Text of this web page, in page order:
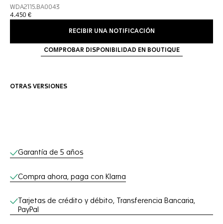
WDA2115.BA0043
4.450 €
RECIBIR UNA NOTIFICACIÓN
COMPROBAR DISPONIBILIDAD EN BOUTIQUE
OTRAS VERSIONES
Servicios online
Garantía de 5 años
Compra ahora, paga con Klarna
Tarjetas de crédito y débito, Transferencia Bancaria,
PayPal